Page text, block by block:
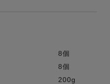
8個
8個
200g